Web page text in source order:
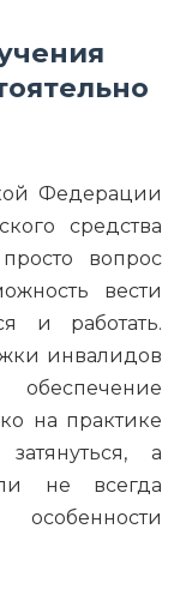
Федерации
средства
вопрос
вести
и работать.
инвалидов
на практике
а
не всегда